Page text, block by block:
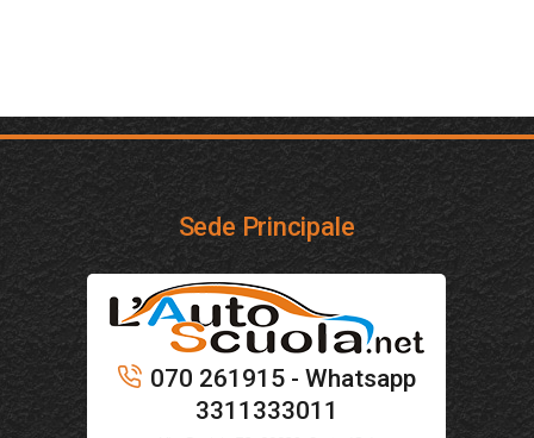
Sede Principale
070 261915 - Whatsapp
3311333011